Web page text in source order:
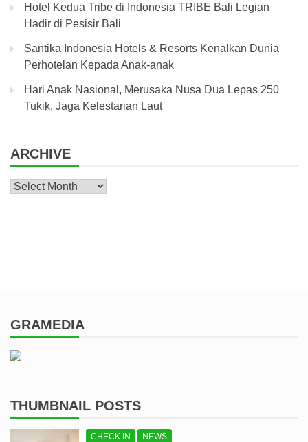
Hotel Kedua Tribe di Indonesia TRIBE Bali Legian
Hadir di Pesisir Bali
Santika Indonesia Hotels & Resorts Kenalkan Dunia
Perhotelan Kepada Anak-anak
Hari Anak Nasional, Merusaka Nusa Dua Lepas 250
Tukik, Jaga Kelestarian Laut
ARCHIVE
Archive
GRAMEDIA
THUMBNAIL POSTS
CHECK IN NEWS